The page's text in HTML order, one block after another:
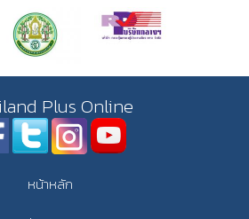
Plus Online
หน้าหลัก